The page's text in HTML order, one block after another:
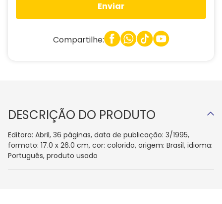
Enviar
Compartilhe:
DESCRIÇÃO DO PRODUTO
Editora: Abril, 36 páginas, data de publicação: 3/1995,
formato: 17.0 x 26.0 cm, cor: colorido, origem: Brasil, idioma:
Português, produto usado